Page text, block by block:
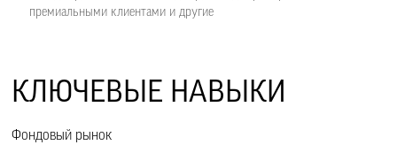
премиальными клиентами и другие
КЛЮЧЕВЫЕ НАВЫКИ
Фондовый рынок